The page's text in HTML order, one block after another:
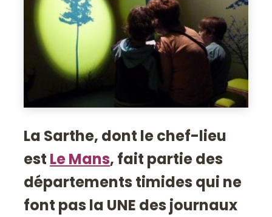
La Sarthe, dont le chef-lieu
est Le Mans, fait partie des
départements timides qui ne
font pas la UNE des journaux